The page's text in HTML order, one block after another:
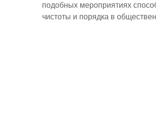
подобных мероприятиях
чистоты и порядка в